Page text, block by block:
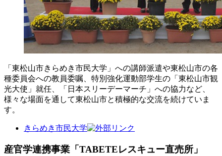
「東松山市きらめき市民大学」への講師派遣や東松山市の各
種委員会への教員委嘱、特別強化運動部学生の「東松山市観
光大使」就任、「日本スリーデーマーチ」への協力など、
様々な場面を通して東松山市と積極的な交流を続けていま
す。
きらめき市民大学
産官学連携事業「TABETEレスキュー直売所」